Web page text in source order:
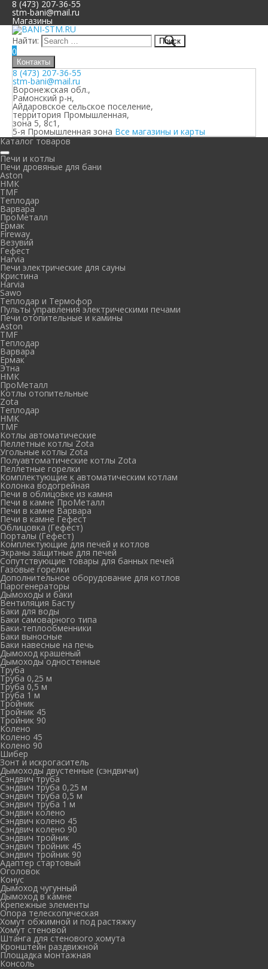
8 (473) 207-36-55
stm-bani@mail.ru
Магазины
Найти:
0
Контакты
8 (473) 207-36-55
stm-bani@mail.ru
Воронежская обл.,
Рамонский р-н,
Айдаровское сельское поселение,
территория Промышленная,
зона 5, 8с1,
5-я Промышленная зона Все магазины и карты
Каталог товаров
Печи и котлы
Печи дровяные для бани
Aston
НМК
TMF
Теплодар
Варвара
ПроМеталл
Ермак
Fireway
Везувий
Гефест
Harvia
Печи электрические для сауны
Кристина
Harvia
Sawo
Теплодар и Термофор
Пульты управления электрическими печами
Печи отопительные и камины
Aston
TMF
Теплодар
Варвара
Ермак
Этна
НМК
ПроМеталл
Котлы отопительные
Zota
Теплодар
НМК
TMF
Котлы автоматические
Пеллетные котлы Zota
Угольные котлы Zota
Полуавтоматические котлы Zota
Пеллетные горелки
Комплектующие к автоматическим котлам
Колонка водогрейная
Печи в облицовке из камня
Печи в камне ПроМеталл
Печи в камне Варвара
Печи в камне Гефест
Облицовка (Гефест)
Порталы (Гефест)
Комплектующие для печей и котлов
Экраны защитные для печей
Сопутствующие товары для банных печей
Газовые горелки
Дополнительное оборудование для котлов
Парогенераторы
Дымоходы и баки
Вентиляция Басту
Баки для воды
Баки самоварного типа
Баки-теплообменники
Баки выносные
Баки навесные на печь
Дымоход крашеный
Дымоходы одностенные
Труба
Труба 0,25 м
Труба 0,5 м
Труба 1 м
Тройник
Тройник 45
Тройник 90
Колено
Колено 45
Колено 90
Шибер
Зонт и искрогаситель
Дымоходы двустенные (сэндвичи)
Сэндвич труба
Сэндвич труба 0,25 м
Сэндвич труба 0,5 м
Сэндвич труба 1 м
Сэндвич колено
Сэндвич колено 45
Сэндвич колено 90
Сэндвич тройник
Сэндвич тройник 45
Сэндвич тройник 90
Адаптер стартовый
Оголовок
Конус
Дымоход чугунный
Дымоход в камне
Крепежные элементы
Опора телескопическая
Хомут обжимной и под растяжку
Хомут стеновой
Штанга для стенового хомута
Кронштейн раздвижной
Площадка монтажная
Консоль